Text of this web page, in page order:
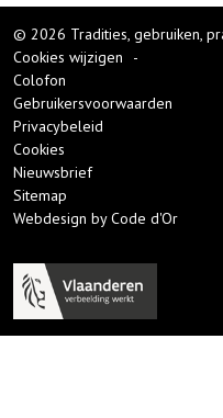
© 2026 Tradities, gebruiken,
Cookies wijzigen
-
Colofon
Gebruikersvoorwaarden
Privacybeleid
Cookies
Nieuwsbrief
Sitemap
Webdesign by Code d'Or